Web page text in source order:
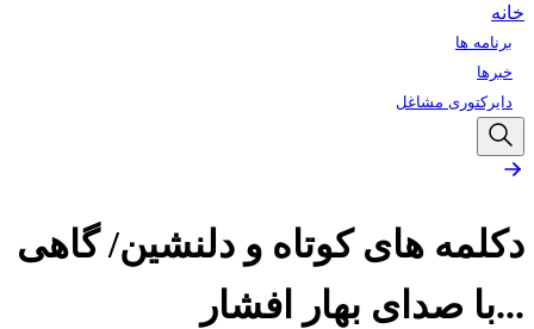
خانه
برنامه ها
خبرها
دایرکتوری مشاغل
دکلمه های کوتاه و دلنشین/ گاهی
...با صدای بهار افشار